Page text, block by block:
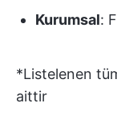
Kurumsal:
*Listelenen
aittir